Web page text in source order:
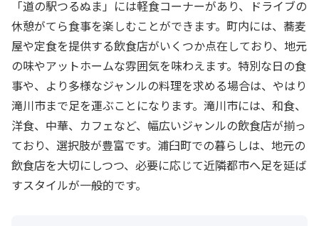
「道の駅つるぬま」には軽食コーナーがあり、ドライブの
休憩がてら食事を楽しむことができます。町内には、蕎麦
屋や定食を提供する飲食店がいくつか点在しており、地元
の味やアットホームな雰囲気を味わえます。特別な日の食
事や、より多様なジャンルの料理を求める場合は、やはり
滝川市まで足を運ぶことになります。滝川市には、和食、
洋食、中華、カフェなど、幅広いジャンルの飲食店が揃っ
ており、選択肢が豊富です。浦臼町での暮らしは、地元の
飲食店を大切にしつつ、必要に応じて近隣都市へ足を延ば
すスタイルが一般的です。